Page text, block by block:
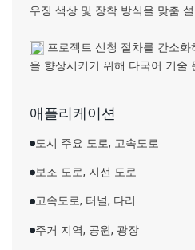
우징 색상 및 장착 방식을 맞춤
프로젝트 신청 절차를 간소
을 향상시키기 위해 다국어 기술
애플리케이션
도시 주요 도로, 고속도로
보조 도로, 지선 도로
고속도로, 터널, 다리
주거 지역, 공원, 광장